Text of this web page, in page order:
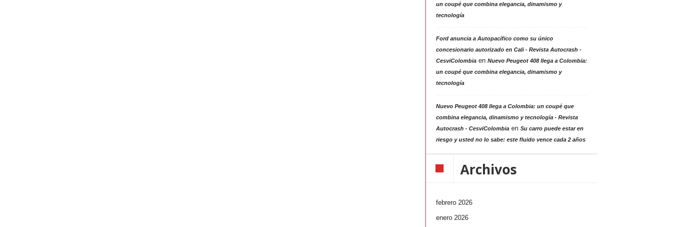
un coupé que combina elegancia, dinamismo y
tecnología
Ford anuncia a Autopacífico como su único
concesionario autorizado en Cali - Revista Autocrash -
CesviColombiaen Nuevo Peugeot 408 llega a Colombia:
un coupé que combina elegancia, dinamismo y
tecnología
Nuevo Peugeot 408 llega a Colombia: un coupé que
combina elegancia, dinamismo y tecnología - Revista
Autocrash - CesviColombiaen Su carro puede estar en
riesgo y usted no lo sabe: este fluido vence cada 2 años
Archivos
febrero 2026
enero 2026